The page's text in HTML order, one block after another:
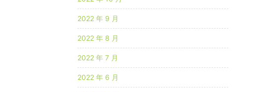
2022 年 9 月
2022 年 8 月
2022 年 7 月
2022 年 6 月